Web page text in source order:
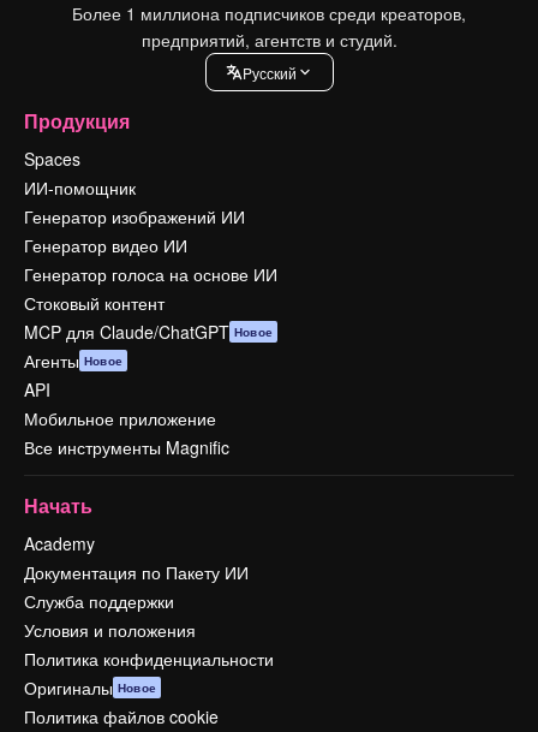
Более 1 миллиона подписчиков среди креаторов,
предприятий, агентств и студий.
Pусский
Продукция
Spaces
ИИ-помощник
Генератор изображений ИИ
Генератор видео ИИ
Генератор голоса на основе ИИ
Стоковый контент
MCP для Claude/ChatGPT Новое
Агенты Новое
API
Мобильное приложение
Все инструменты Magnific
Начать
Academy
Документация по Пакету ИИ
Служба поддержки
Условия и положения
Политика конфиденциальности
Оригиналы Новое
Политика файлов cookie